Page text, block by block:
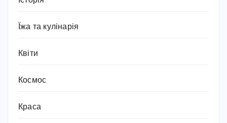
Їжа та кулінарія
Квіти
Космос
Краса